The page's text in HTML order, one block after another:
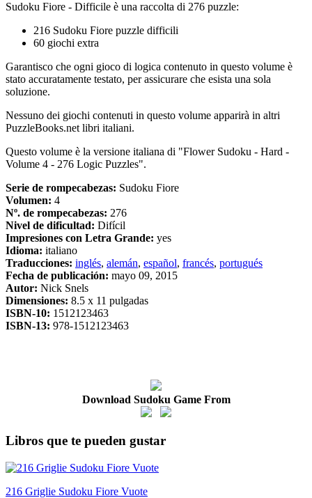
Sudoku Fiore - Difficile è una raccolta di 276 puzzle:
216 Sudoku Fiore puzzle difficili
60 giochi extra
Garantisco che ogni gioco di logica contenuto in questo volume è
stato accuratamente testato, per assicurare che esista una sola
soluzione.
Nessuno dei giochi contenuti in questo volume apparirà in altri
PuzzleBooks.net libri italiani.
Questo volume è la versione italiana di "Flower Sudoku - Hard -
Volume 4 - 276 Logic Puzzles".
Serie de rompecabezas: Sudoku Fiore
Volumen: 4
Nº. de rompecabezas: 276
Nivel de dificultad: Difícil
Impresiones con Letra Grande: yes
Idioma: italiano
Traducciones: inglés, alemán, español, francés, portugués
Fecha de publicación: mayo 09, 2015
Autor: Nick Snels
Dimensiones: 8.5 x 11 pulgadas
ISBN-10: 1512123463
ISBN-13: 978-1512123463
Download Sudoku Game From
Libros que te pueden gustar
216 Griglie Sudoku Fiore Vuote